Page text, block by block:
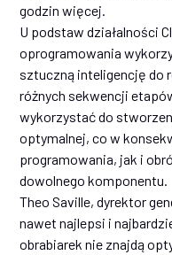
godzin więcej.
U podstaw działalności
oprogramowania
sztuczną inteligencję do
różnych sekwencji
wykorzystać do
optymalnej, co w
programowania, jak i
dowolnego komponentu.
Theo Saville, dyrektor
nawet najlepsi i
obrabiarek nie znajdą